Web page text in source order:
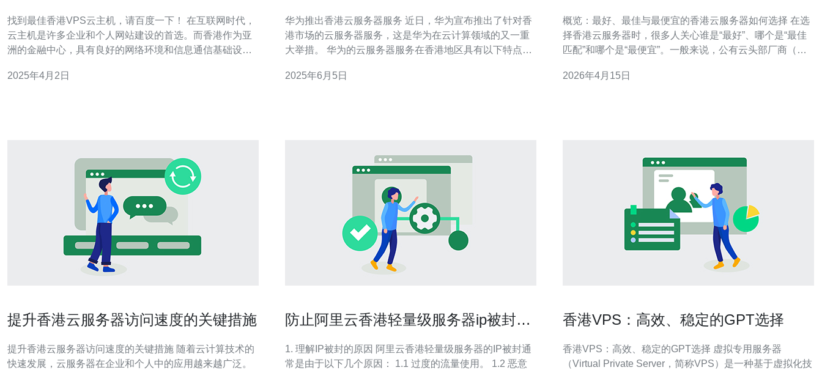
找到最佳香港VPS云主机，请百度一下！ 在互联网时代，
云主机是许多企业和个人网站建设的首选。而香港作为亚
洲的金融中心，具有良好的网络环境和信息通信基础设
择。 首先，香港拥有高度发达的电信网络，网络速度快、
2025年4月2日
华为推出香港云服务器服务 近日，华为宣布推出了针对香
港市场的云服务器服务，这是华为在云计算领域的又一重
大举措。 华为的云服务器服务在香港地区具有以下特点：
延迟：服务器部署在香港本地数据中心，确保用户访问速
2025年6月5日
概览：最好、最佳与最便宜的香港云服务器如何选择 在选
择香港云服务器时，很多人关心谁是“最好”、哪个是“最佳
匹配”和哪个是“最便宜”。一般来说，公有云头部厂商（如
态上更靠前，被认为是“最好”的企业级选择；对于中国大陆
2026年4月15日
提升香港云服务器访问速度的关键措施
提升香港云服务器访问速度的关键措施 随着云计算技术的
快速发展，云服务器在企业和个人中的应用越来越广泛。
防止阿里云香港轻量级服务器ip被封的
1. 理解IP被封的原因 阿里云香港轻量级服务器的IP被封通
常是由于以下几个原因： 1.1 过度的流量使用。 1.2 恶意
香港VPS：高效、稳定的GPT选择
香港VPS：高效、稳定的GPT选择 虚拟专用服务器
（Virtual Private Server，简称VPS）是一种基于虚拟化技